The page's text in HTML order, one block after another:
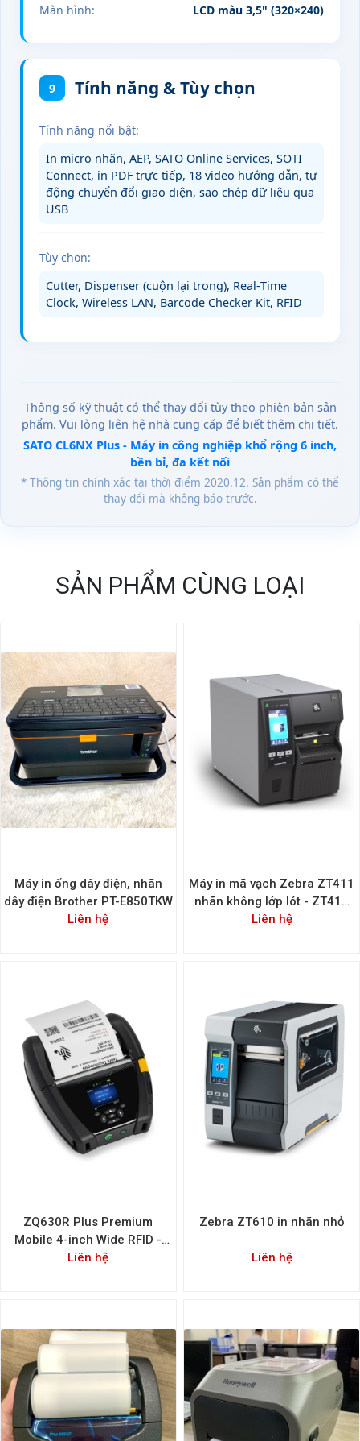
Màn hình: LCD màu 3,5" (320×240)
9 Tính năng & Tùy chọn
Tính năng nổi bật:
In micro nhãn, AEP, SATO Online Services, SOTI
Connect, in PDF trực tiếp, 18 video hướng dẫn, tự
động chuyển đổi giao diện, sao chép dữ liệu qua
USB
Tùy chọn:
Cutter, Dispenser (cuộn lại trong), Real‑Time
Clock, Wireless LAN, Barcode Checker Kit, RFID
Thông số kỹ thuật có thể thay đổi tùy theo phiên bản sản
phẩm. Vui lòng liên hệ nhà cung cấp để biết thêm chi tiết.
SATO CL6NX Plus - Máy in công nghiệp khổ rộng 6 inch,
bền bỉ, đa kết nối
* Thông tin chính xác tại thời điểm 2020.12. Sản phẩm có thể
thay đổi mà không báo trước.
SẢN PHẨM CÙNG LOẠI
Máy in ống dây điện, nhãn
dây điện Brother PT-E850TKW
Liên hệ
Máy in mã vạch Zebra ZT411
nhãn không lớp lót - ZT411
Linerless 4-inch Wide
Liên hệ
ZQ630R Plus Premium
Mobile 4-inch Wide RFID -
Máy in mã vạch di động RFID
Liên hệ
Zebra ZT610 in nhãn nhỏ
Liên hệ